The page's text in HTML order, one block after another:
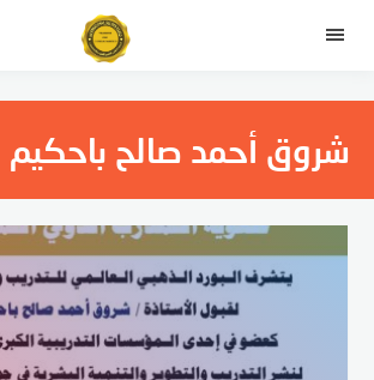
القائمة
شروق أحمد صالح باحكيم